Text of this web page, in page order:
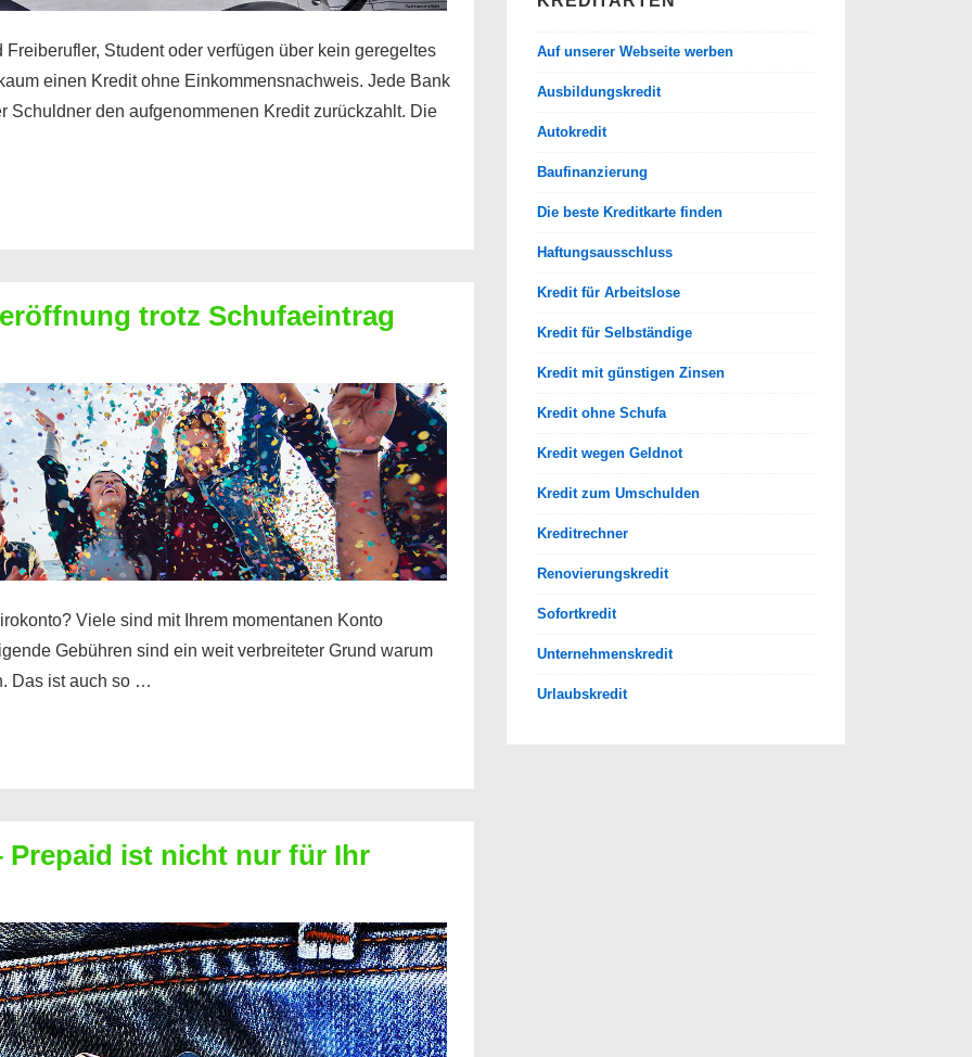
Student oder verfügen über kein geregeltes
einen Kredit ohne Einkommensnachweis. Jede Bank
Schuldner den aufgenommenen Kredit zurückzahlt. Die
trotz Schufaeintrag
Viele sind mit Ihrem momentanen Konto
Gebühren sind ein weit verbreiteter Grund warum
Das ist auch so …
Prepaid ist nicht nur für Ihr
Auf unserer Webseite werben
Ausbildungskredit
Autokredit
Baufinanzierung
Die beste Kreditkarte finden
Haftungsausschluss
Kredit für Arbeitslose
Kredit für Selbständige
Kredit mit günstigen Zinsen
Kredit ohne Schufa
Kredit wegen Geldnot
Kredit zum Umschulden
Kreditrechner
Renovierungskredit
Sofortkredit
Unternehmenskredit
Urlaubskredit